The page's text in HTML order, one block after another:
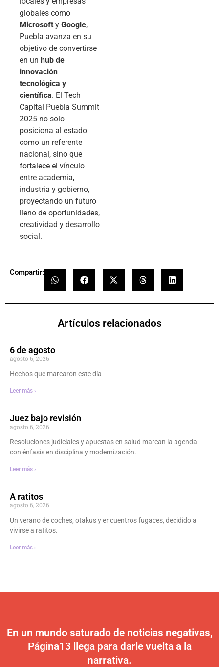
globales como
Microsoft y Google,
Puebla avanza en su
objetivo de convertirse
en un hub de
innovación
tecnológica y
científica. El Tech
Capital Puebla Summit
2025 no solo
posiciona al estado
como un referente
nacional, sino que
fortalece el vínculo
entre academia,
industria y gobierno,
proyectando un futuro
lleno de oportunidades,
creatividad y desarrollo
social.
Compartir:
Artículos relacionados
6 de agosto
agosto 6, 2026
Hechos que marcaron este día
Leer más ›
Juez bajo revisión
agosto 6, 2026
Resoluciones judiciales y apuestas en salud marcan la agenda
con énfasis en disciplina y modernización.
Leer más ›
A ratitos
agosto 6, 2026
Un verano de coches, otakus y encuentros fugaces, decidido a
vivirse a ratitos.
Leer más ›
En un mundo saturado de noticias negativas,
Página13 llega para darle vuelta a la
narrativa.